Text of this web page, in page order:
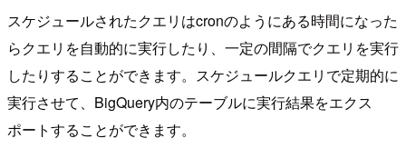
スケジュールされたクエリはcronのようにある時間になった
らクエリを自動的に実行したり、一定の間隔でクエリを実行
したりすることができます。スケジュールクエリで定期的に
実行させて、BigQuery内のテーブルに実行結果をエクス
ポートすることができます。